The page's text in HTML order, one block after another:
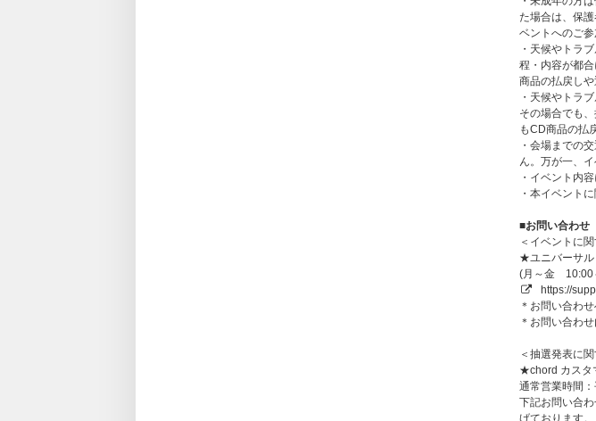
まとめて支払
※クレジットカ
スの提供事業
とき、ご注文
※再与信照会で
すが、このと
法の変更およ
い。
イベント
初回プレス分
※応募方法、応
※初回プレス
了承ください。
た場合は、保
ベントへのご
・天候やトラ
程・内容が都
商品の払戻しや
・天候やトラ
その場合でも
もCD商品の払
・会場までの
ん。万が一、
・イベント内
・本イベント
■お問い合わせ
＜イベントに
★ユニバーサル
(月～金
https://
＊お問い合わ
＊お問い合わ
＜抽選発表に
★chord カスタ
通常営業時間
下記お問い合
げております。